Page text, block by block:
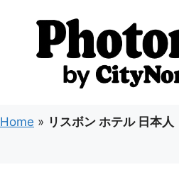
ス
キ
Home » リスボン ホテル 日本人